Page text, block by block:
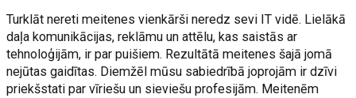
Turklāt nereti meitenes vienkārši neredz sevi IT vidē. Lielākā
daļa komunikācijas, reklāmu un attēlu, kas saistās ar
tehnoloģijām, ir par puišiem. Rezultātā meitenes šajā jomā
nejūtas gaidītas. Diemžēl mūsu sabiedrībā joprojām ir dzīvi
priekšstati par vīriešu un sieviešu profesijām. Meitenēm